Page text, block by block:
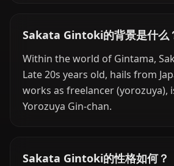
Sakata Gintoki的背景是什么
Within the world of Gintama,
Late 20s years old, hails from
works as freelancer (yorozuya),
Yorozuya Gin-chan.
Sakata Gintoki的性格如何？